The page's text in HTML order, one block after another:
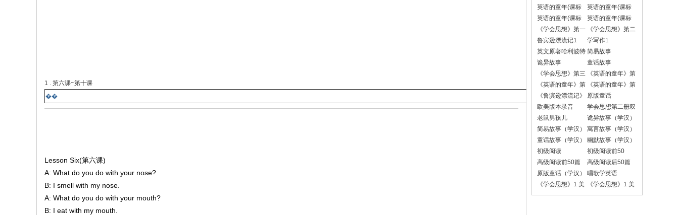
1 . 第六课~第十课
��
Lesson Six(第六课)
A: What do you do with your nose?
B: I smell with my nose.
A: What do you do with your mouth?
B: I eat with my mouth.
一上)
一下)
英语的童年(课标
二上)
英语的童年(课标
二下)
英语的童年(课标
三上)
英语的童年(课标
三下)
《学会思想》第一
册 汉语
《学会思想》第二
册
鲁宾逊漂流记1
学写作1
英文原著哈利波特
1
简易故事
诡异故事
童话故事
《学会思想》第三
册
《英语的童年》第
一册课文录音
《英语的童年》第
二册课文录音
《英语的童年》第
二册对话录音
《鲁滨逊漂流记》
原版童话
欧美版本录音
学会思想第二册双
语朗读版
老鼠男孩儿
诡异故事（学汉）
简易故事（学汉）
寓言故事（学汉）
童话故事（学汉）
幽默故事（学汉）
初级阅读
初级阅读前50
高级阅读前50篇
高级阅读后50篇
原版童话（学汉）
唱歌学英语
《学会思想》1 美
国小学1-6年级版
《学会思想》1 美
国小学1-6年级版